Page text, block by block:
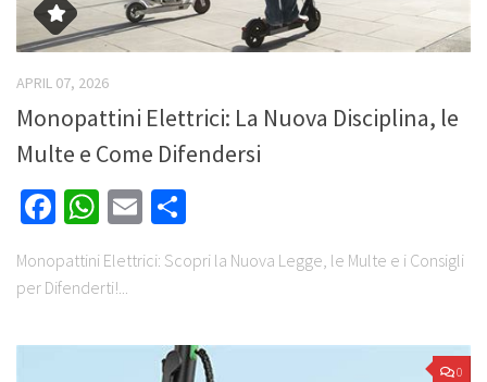
APRIL 07, 2026
Monopattini Elettrici: La Nuova Disciplina, le
Multe e Come Difendersi
Facebook
WhatsApp
Email
Monopattini Elettrici: Scopri la Nuova Legge, le Multe e i Consigli
per Difenderti!...
0